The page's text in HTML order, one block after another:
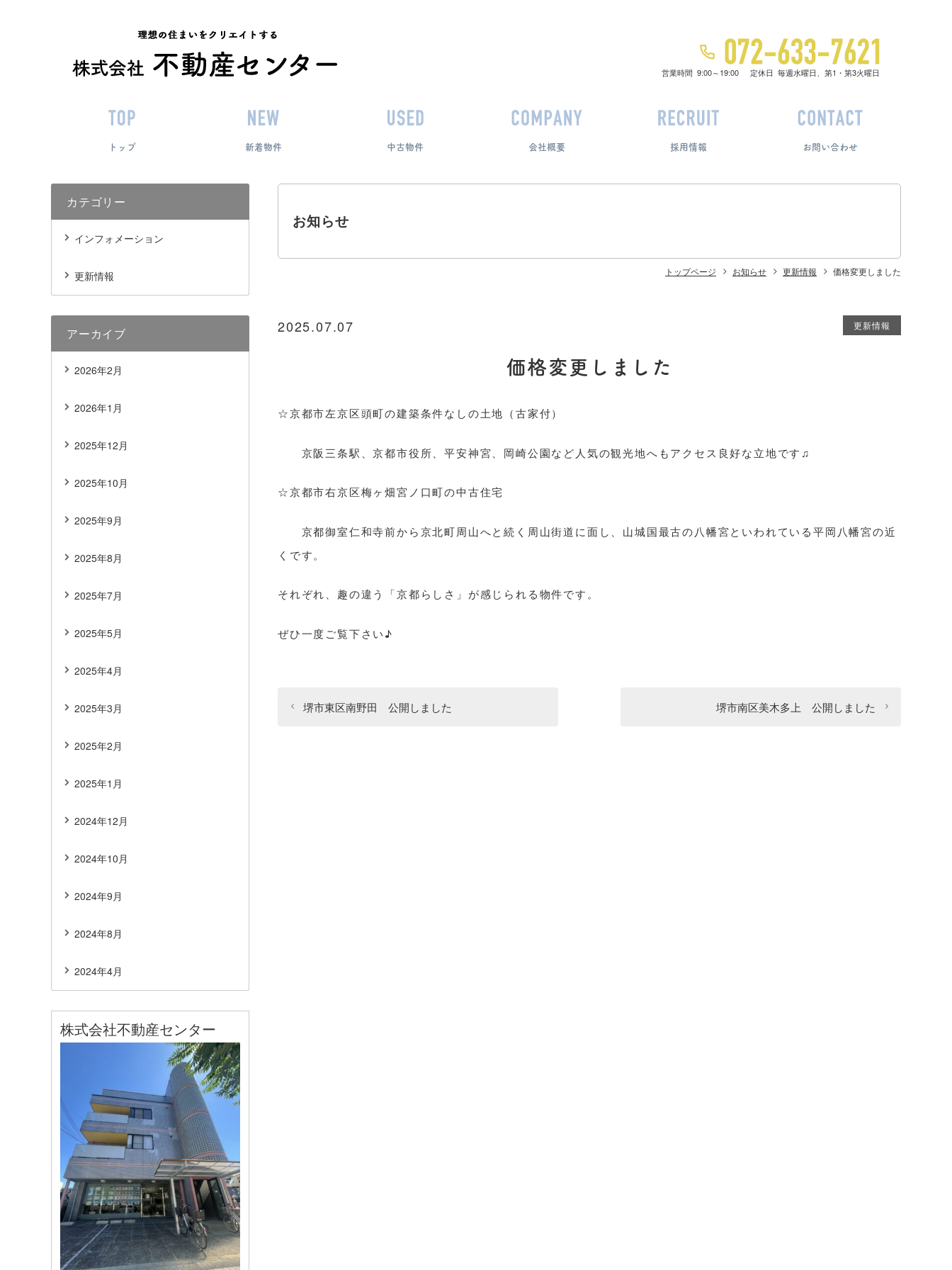
営業時間 9:00～19:00 定休日 毎週水曜日、第1・第3火曜日
トップ 新着物件 中古物件 会社概要 採用情報 お問い合わせ
お知らせ
トップページ お知らせ 更新情報 価格変更しました
2025.07.07 更新情報
価格変更しました
☆京都市左京区頭町の建築条件なしの土地（古家付）
京阪三条駅、京都市役所、平安神宮、岡崎公園など人気の観光地へもアクセス良好な立地です♫
☆京都市右京区梅ヶ畑宮ノ口町の中古住宅
京都御室仁和寺前から京北町周山へと続く周山街道に面し、山城国最古の八幡宮といわれている平岡八幡宮の近
くです。
それぞれ、趣の違う「京都らしさ」が感じられる物件です。
ぜひ一度ご覧下さい♪
堺市東区南野田 公開しました 堺市南区美木多上 公開しました
カテゴリー
インフォメーション
更新情報
アーカイブ
2026年2月
2026年1月
2025年12月
2025年10月
2025年9月
2025年8月
2025年7月
2025年5月
2025年4月
2025年3月
2025年2月
2025年1月
2024年12月
2024年10月
2024年9月
2024年8月
2024年4月
株式会社不動産センター